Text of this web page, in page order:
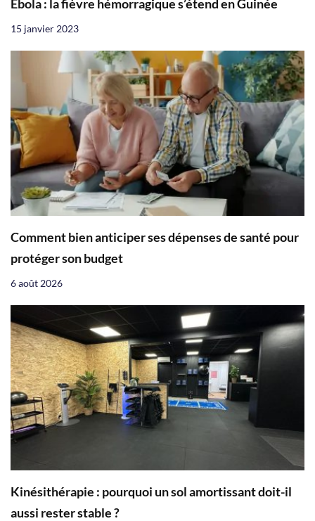
Ébola : la fièvre hémorragique s’étend en Guinée
15 janvier 2023
Comment bien anticiper ses dépenses de santé pour
protéger son budget
6 août 2026
Kinésithérapie : pourquoi un sol amortissant doit-il
aussi rester stable ?